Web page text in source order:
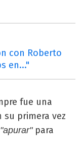
con Roberto
en..."
fue una
primera vez
"apurar"para